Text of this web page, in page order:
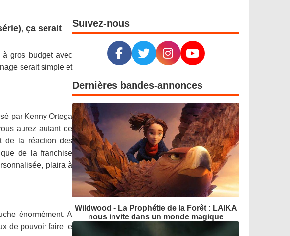
ça serait
gros budget avec
serait simple et
par Kenny Ortega
aurez autant de
de la réaction des
de la franchise
plaira à
énormément. A
de pouvoir faire le
Suivez-nous
Dernières bandes-annonces
Wildwood - La Prophétie de la Forêt : LAIKA
nous invite dans un monde magique